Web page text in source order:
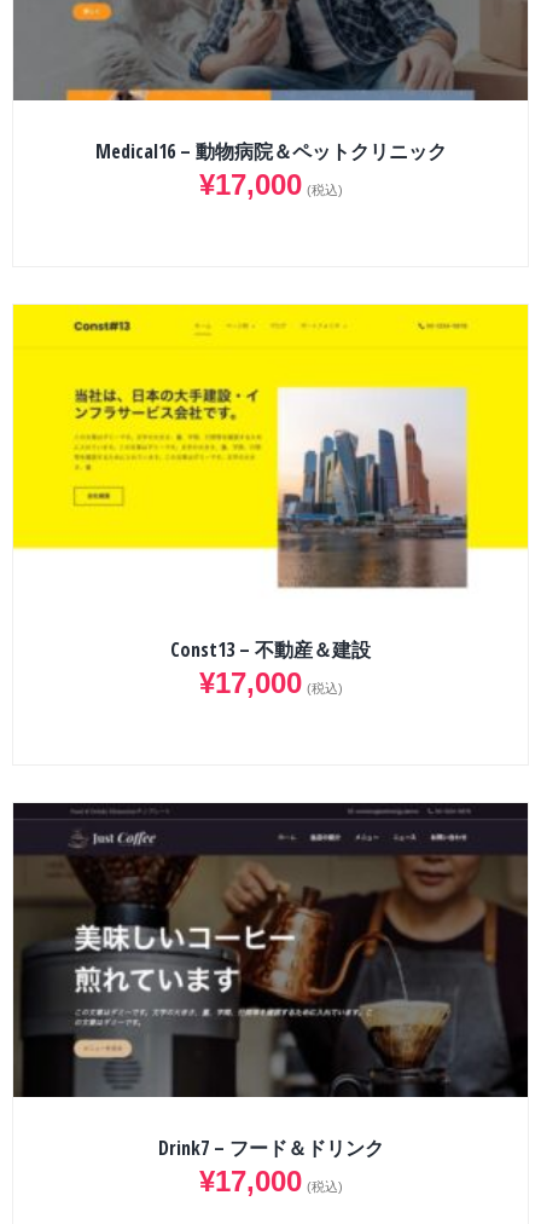
Medical16 – 動物病院＆ペットクリニック
¥17,000 (税込)
Const13 – 不動産＆建設
¥17,000 (税込)
Drink7 – フード＆ドリンク
¥17,000 (税込)